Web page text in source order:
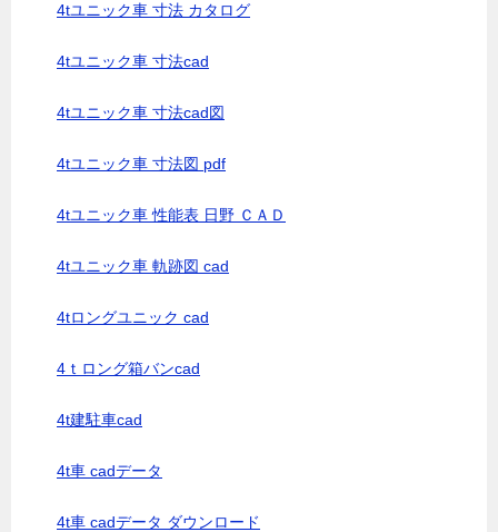
4tユニック車 寸法 カタログ
4tユニック車 寸法cad
4tユニック車 寸法cad図
4tユニック車 寸法図 pdf
4tユニック車 性能表 日野 ＣＡＤ
4tユニック車 軌跡図 cad
4tロングユニック cad
4ｔロング箱バンcad
4t建駐車cad
4t車 cadデータ
4t車 cadデータ ダウンロード